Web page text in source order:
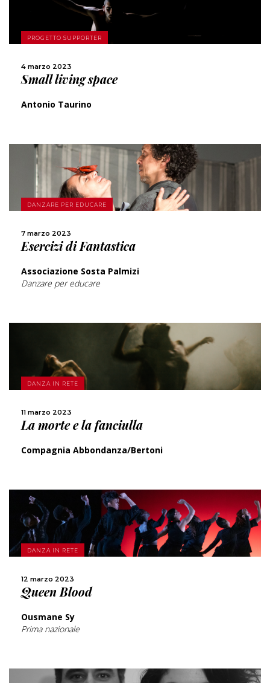
PROGETTO SUPPORTER
4 marzo 2023
Small living space
Antonio Taurino
DANZARE PER EDUCARE
7 marzo 2023
Esercizi di Fantastica
Associazione Sosta Palmizi
Danzare per educare
SCOPRI DI PIÙ
DANZA IN RETE
11 marzo 2023
La morte e la fanciulla
Compagnia Abbondanza/Bertoni
DANZA IN RETE
12 marzo 2023
Queen Blood
Ousmane Sy
Prima nazionale
SCOPRI DI PIÙ